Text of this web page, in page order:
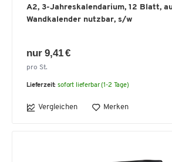
A2, 3-Jahreskalendarium, 12 Blatt,
Wandkalender nutzbar, s/w
nur 9,41 €
pro St.
Lieferzeit: sofort lieferbar (1-2 Tage)
Vergleichen Merken